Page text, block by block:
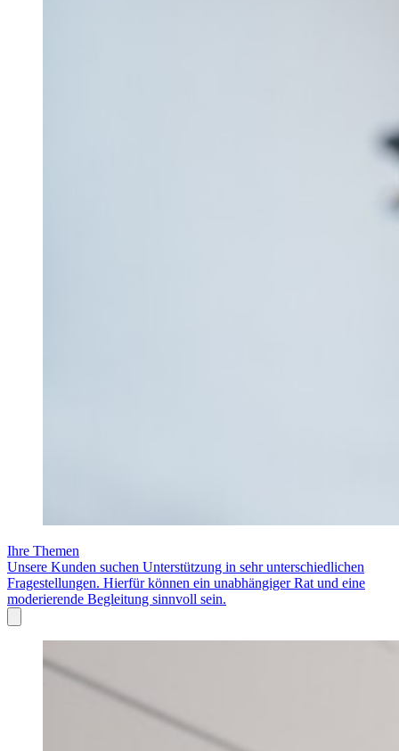
Ihre Themen
Unsere Kunden suchen Unterstützung in sehr unterschiedlichen
Fragestellungen. Hierfür können ein unabhängiger Rat und eine
moderierende Begleitung sinnvoll sein.